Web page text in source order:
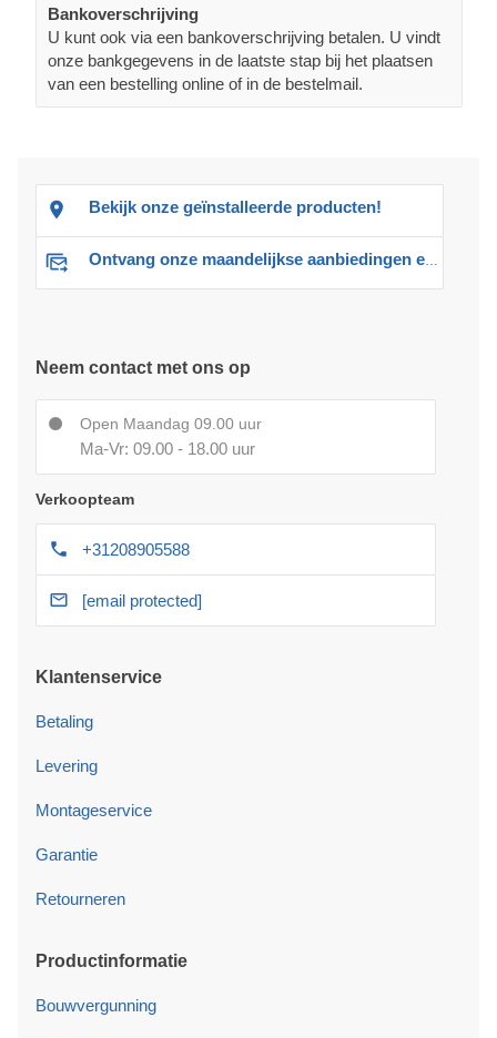
Bankoverschrijving
U kunt ook via een bankoverschrijving betalen. U vindt
onze bankgegevens in de laatste stap bij het plaatsen
van een bestelling online of in de bestelmail.
Bekijk onze geïnstalleerde producten!
Ontvang onze maandelijkse aanbiedingen en advies
Neem contact met ons op
Open Maandag 09.00 uur
Ma-Vr: 09.00 - 18.00 uur
Verkoopteam
+31208905588
[email protected]
Klantenservice
Betaling
Levering
Montageservice
Garantie
Retourneren
Productinformatie
Bouwvergunning